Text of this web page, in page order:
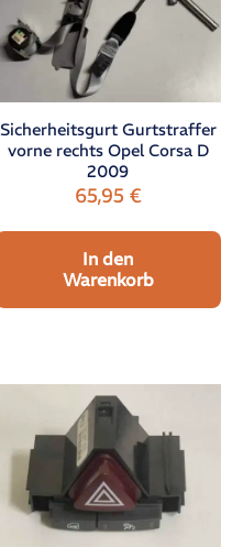
Sicherheitsgurt Gurtstraffer
vorne rechts Opel Corsa D
2009
65,95 €
In den
Warenkorb